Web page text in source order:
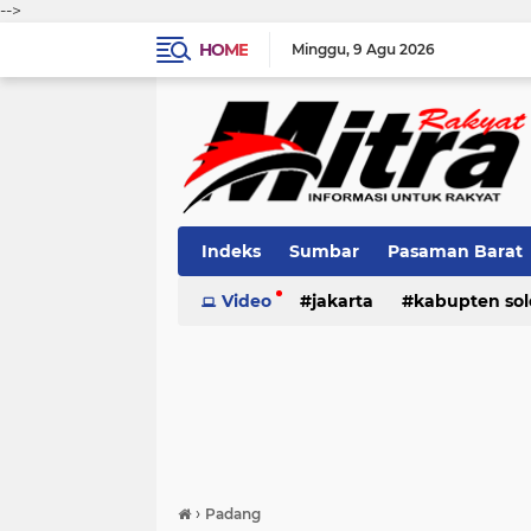
-->
HOME
Minggu 9 Agu 2026
Indeks Sumbar Pasaman Barat
Pariaman Kota Solok Bank
Video jakarta kabupten
› Padang